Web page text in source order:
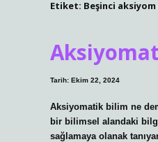
Etiket: Beşinci
Tarih: Ekim 22, 2024
Aksiyomatik bilim ne
bir bilimsel alandaki
sağlamaya olanak